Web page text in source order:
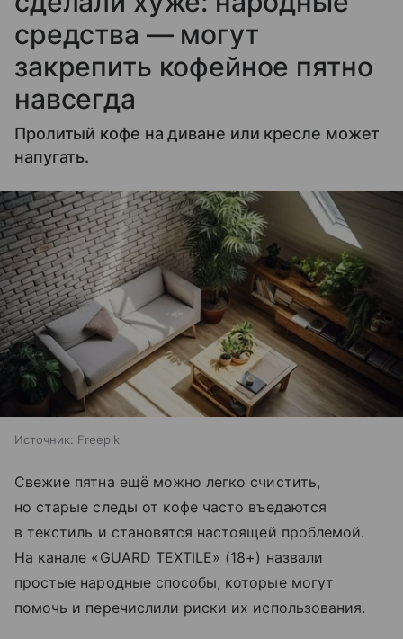
средства — могут
закрепить кофейное пятно
навсегда
Пролитый кофе на диване или кресле может
напугать.
Источник: Freepik
Свежие пятна ещё можно легко счистить,
но старые следы от кофе часто въедаются
в текстиль и становятся настоящей проблемой.
На канале «GUARD TEXTILE» (18+) назвали
простые народные способы, которые могут
помочь и перечислили риски их использования.